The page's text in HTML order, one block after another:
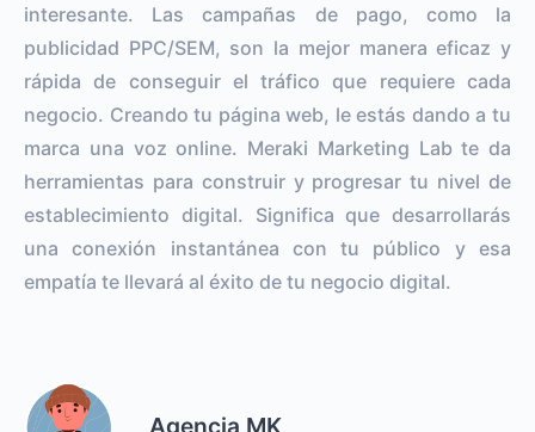
interesante. Las campañas de pago, como la
publicidad PPC/SEM, son la mejor manera eficaz y
rápida de conseguir el tráfico que requiere cada
negocio. Creando tu página web, le estás dando a tu
marca una voz online. Meraki Marketing Lab te da
herramientas para construir y progresar tu nivel de
establecimiento digital. Significa que desarrollarás
una conexión instantánea con tu público y esa
empatía te llevará al éxito de tu negocio digital.
Agencia MK